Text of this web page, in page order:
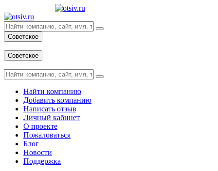
Советское
Советское
Найти компанию
Добавить компанию
Написать отзыв
Личный кабинет
О проекте
Пожаловаться
Блог
Новости
Поддержка